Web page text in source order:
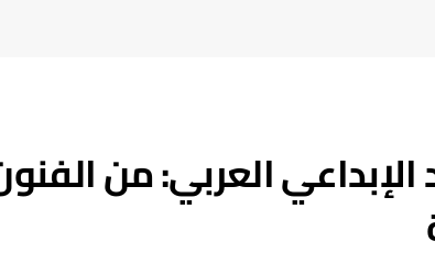
الإبداعي العربي: من